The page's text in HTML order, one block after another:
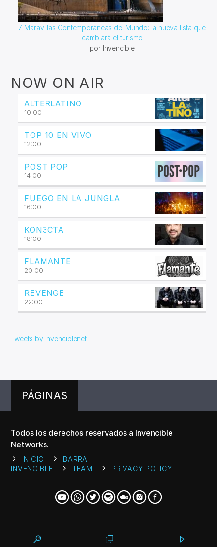
7 Maravillas Contemporáneas del Mundo: la nueva lista que
cambiará el turismo
por Invencible
NOW ON AIR
ALTERLATINO
10:00
TOP 10 EN VIVO
12:00
POST POP
14:00
FUEGO EN LA JUNGLA
16:00
KON3CTA
18:00
FLAMANTE
20:00
REVENGE
22:00
Tweets by Invenciblenet
PÁGINAS
Todos los derechos reservados a Invencible
Networks.
INICIO
BARRA
INVENCIBLE
TEAM PRIVACY POLICY